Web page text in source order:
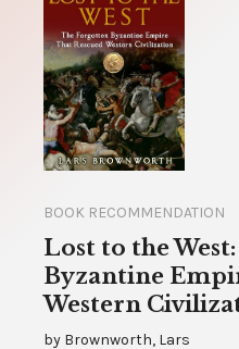
BOOK RECOMMENDATION
Lost to the
Byzantine
Western
by Brownworth, Lars